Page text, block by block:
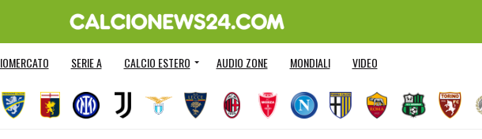
SERIE A CALCIO ESTERO AUDIO ZONE MONDIALI VIDEO